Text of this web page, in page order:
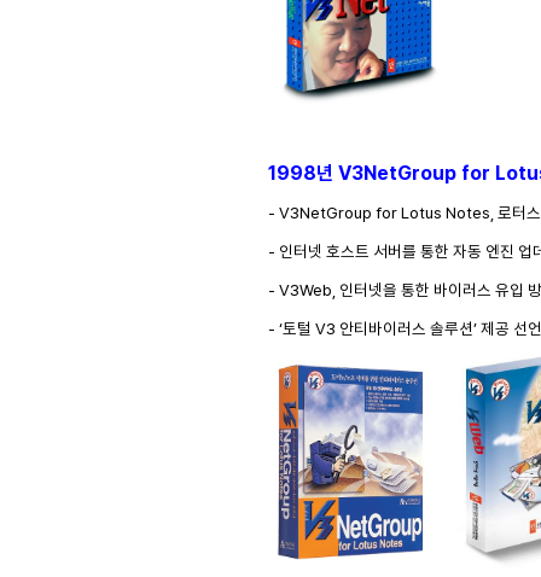
1998년 V3NetGroup for
- V3NetGroup for Lotus Notes, 로터
- 인터넷 호스트 서버를 통한 자동 엔진
- V3Web, 인터넷을 통한 바이러스 유입
- ‘토털 V3 안티바이러스 솔루션’ 제공 선언